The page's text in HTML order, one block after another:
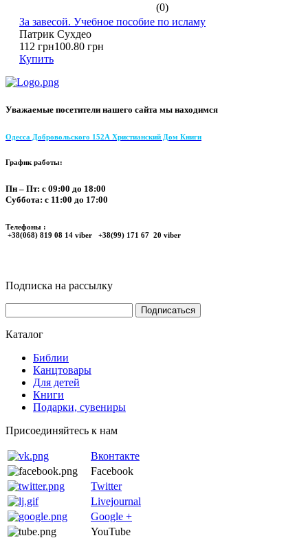
(0)
За завесой. Учебное пособие по исламу
Патрик Сухдео
112 грн100.80 грн
Купить
Уважаемые посетители нашего сайта мы находимся
Одесса Добровольского 152А Христианский Дом Книги
График работы:
Пн – Пт: с 09:00 до 18:00
Суббота: с 11:00 до 17:00
Телефоны :
+38(068) 819 08 14 viber +38(99) 171 67 20 viber
Подписка на рассылку
Каталог
Библии
Канцтовары
Для детей
Книги
Подарки, сувениры
Присоединяйтесь к нам
Вконтакте
Facebook
Twitter
Livejournal
Google +
YouTube